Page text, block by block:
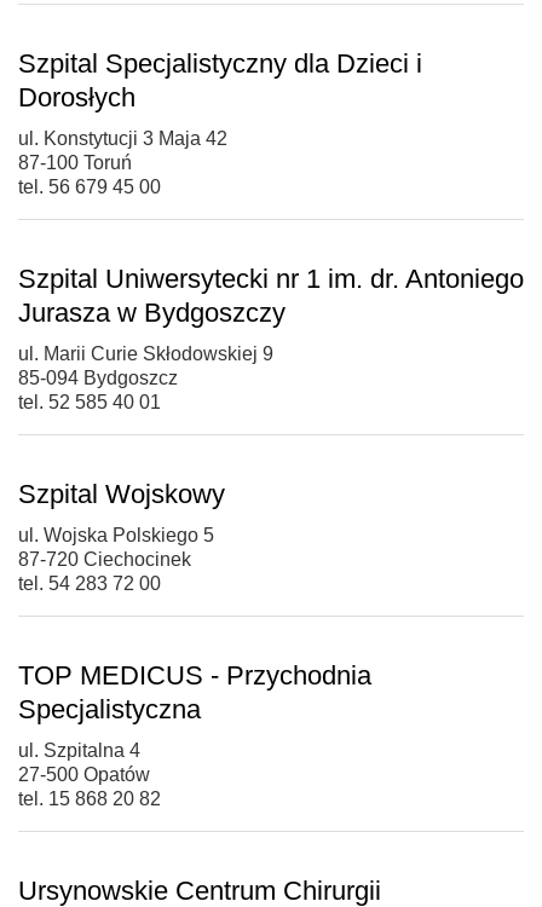
Szpital Specjalistyczny dla Dzieci i
Dorosłych
ul. Konstytucji 3 Maja 42
87-100 Toruń
tel. 56 679 45 00
Szpital Uniwersytecki nr 1 im. dr. Antoniego
Jurasza w Bydgoszczy
ul. Marii Curie Skłodowskiej 9
85-094 Bydgoszcz
tel. 52 585 40 01
Szpital Wojskowy
ul. Wojska Polskiego 5
87-720 Ciechocinek
tel. 54 283 72 00
TOP MEDICUS - Przychodnia
Specjalistyczna
ul. Szpitalna 4
27-500 Opatów
tel. 15 868 20 82
Ursynowskie Centrum Chirurgii